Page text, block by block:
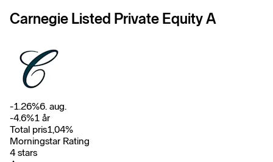
Carnegie Listed Private Equity A
-1.26%6. aug.
-4.6%1 år
Total pris1,04%
Morningstar Rating
4 stars